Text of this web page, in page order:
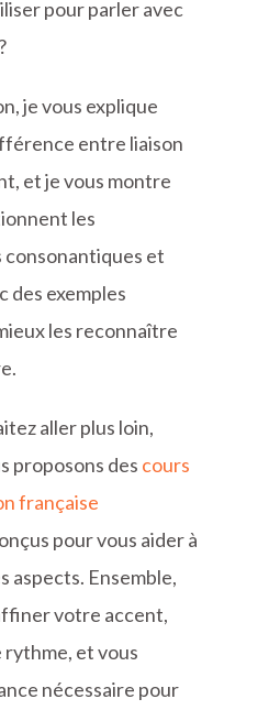
pour parler avec
je vous explique
entre liaison
et je vous montre
les
et
des exemples
les reconnaître
aller plus loin,
proposons des cours
française
pour vous aider à
aspects. Ensemble,
votre accent,
et vous
nécessaire pour